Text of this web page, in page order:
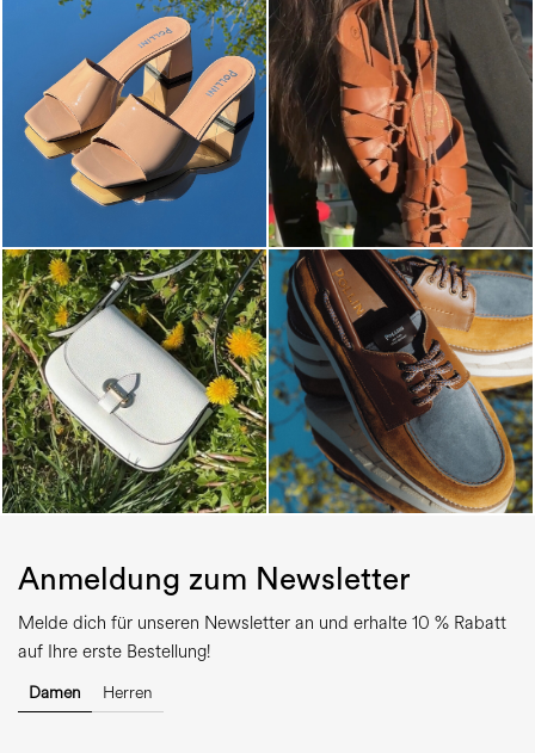
Anmeldung zum Newsletter
Melde dich für unseren Newsletter an und erhalte 10 % Rabatt
auf Ihre erste Bestellung!
Damen Herren